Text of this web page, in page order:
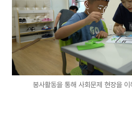
봉사활동을 통해 사회문제 현장을